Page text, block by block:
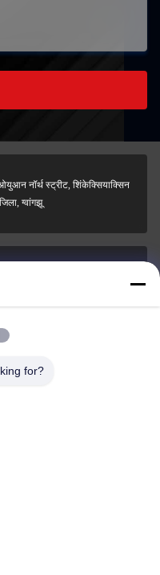
नॉर्थ स्ट्रीट, शिंकेक्सियाक्सिन
ग्वांगझू
for?